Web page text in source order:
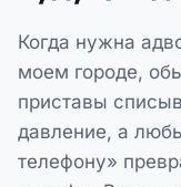
Когда нужна
моем городе,
приставы
давление, а
телефону»